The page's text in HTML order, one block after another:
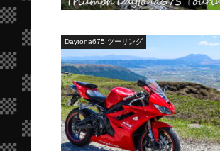
Daytona675 ツーリング